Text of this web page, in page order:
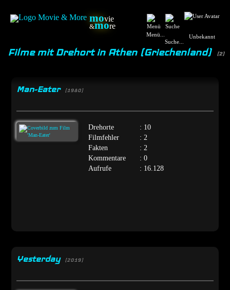
movie
&more
Menü...
Suche...
Unbekannt
Filme mit Drehort in Athen (Griechenland) (2)
Man-Eater [1980]
Drehorte
: 10
Filmfehler
: 2
Fakten
: 2
Kommentare
: 0
Aufrufe
: 16.128
Yesterday [2019]